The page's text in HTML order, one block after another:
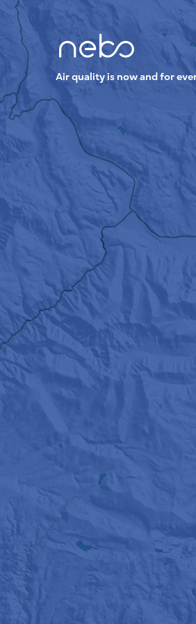
Air quality is now and for